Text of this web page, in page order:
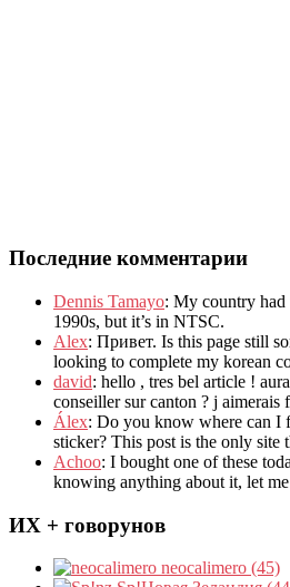
Последние комментарии
Dennis Tamayo: My country had
1990s, but it’s in NTSC.
Alex: Привет. Is this page still
looking to complete my korean
david: hello , tres bel article !
conseiller sur canton ? j aimerais
Álex: Do you know where can I
sticker? This post is the only site
Achoo: I bought one of these
knowing anything about it, let
ИХ + говорунов
neocalimero (45)